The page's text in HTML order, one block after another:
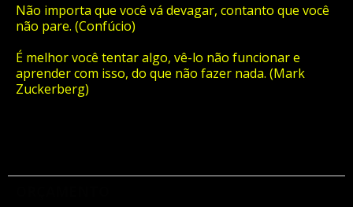
Não importa que você vá devagar, contanto que você
não pare. (Confúcio)
É melhor você tentar algo, vê-lo não funcionar e
aprender com isso, do que não fazer nada. (Mark
Zuckerberg)